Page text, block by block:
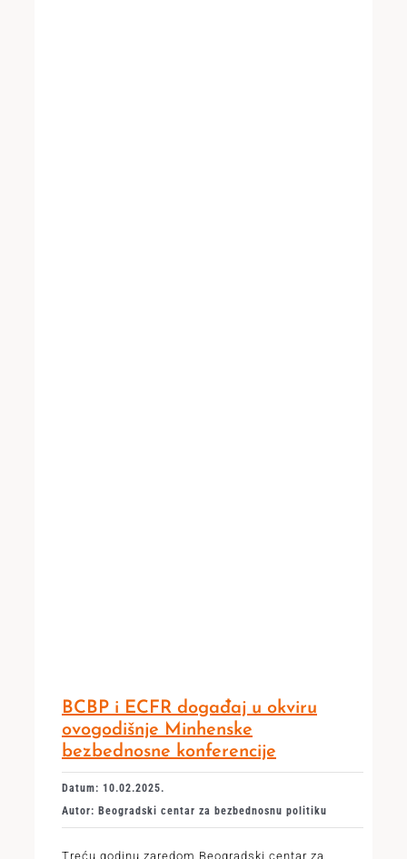
BCBP i ECFR događaj u okviru
ovogodišnje Minhenske
bezbednosne konferencije
Datum: 10.02.2025.
Autor: Beogradski centar za bezbednosnu politiku
Treću godinu zaredom Beogradski centar za